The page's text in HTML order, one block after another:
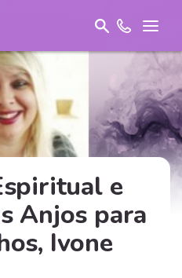
e
Anjos para
Ivone